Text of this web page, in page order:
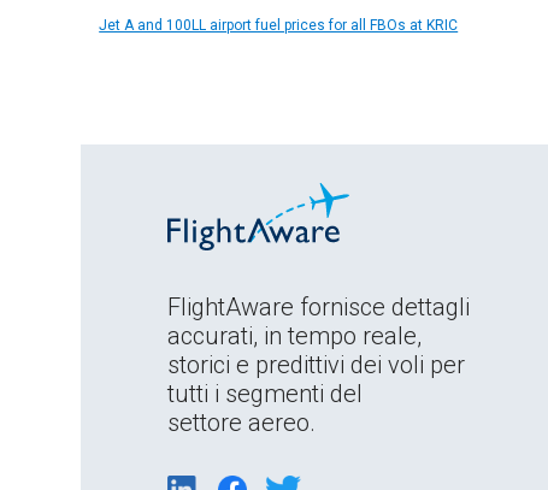
Jet A and 100LL airport fuel prices for all FBOs at KRIC
FlightAware fornisce dettagli
accurati, in tempo reale,
storici e predittivi dei voli per
tutti i segmenti del
settore aereo.